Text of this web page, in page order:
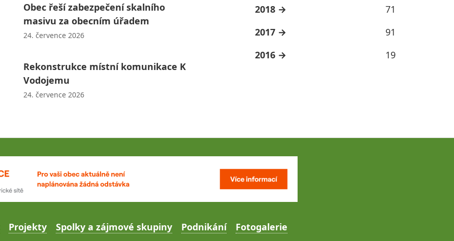
Obec řeší zabezpečení skalního
masivu za obecním úřadem
24. července 2026
Rekonstrukce místní komunikace K
Vodojemu
24. července 2026
2018
71
2017
91
2016
19
Projekty Spolky a zájmové skupiny Podnikání
Fotogalerie